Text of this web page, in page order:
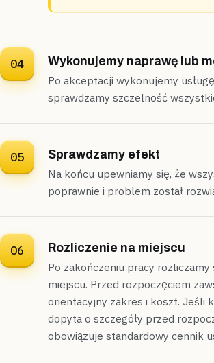
04
Wykonujemy naprawę lub
Po akceptacji wykonujemy
sprawdzamy szczelność
05
Sprawdzamy efekt
Na końcu upewniamy się, że
poprawnie i problem został
06
Rozliczenie na miejscu
Po zakończeniu pracy rozliczamy
miejscu. Przed rozpoczęciem
orientacyjny zakres i koszt. Jeśli
dopyta o szczegóły przed
obowiązuje standardowy cennik